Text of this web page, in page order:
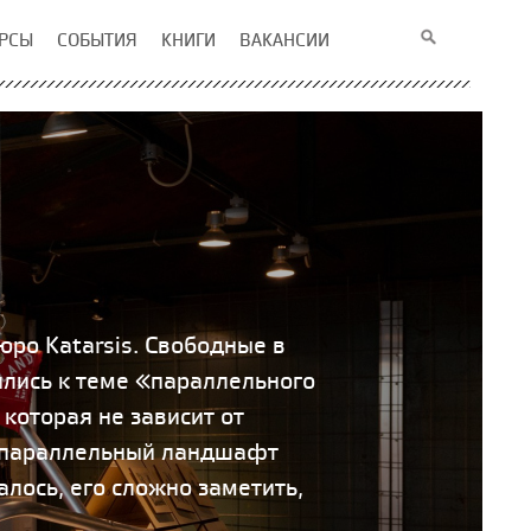
СОБЫТИЯ КНИГИ ВАКАНСИИ
Katarsis. Свободные в
к теме «параллельного
не зависит от
ландшафт
его сложно заметить,